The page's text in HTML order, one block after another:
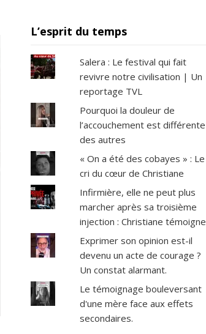
L’esprit du temps
Salera : Le festival qui fait
revivre notre civilisation | Un
reportage TVL
Pourquoi la douleur de
l’accouchement est différente
des autres
« On a été des cobayes » : Le
cri du cœur de Christiane
Infirmière, elle ne peut plus
marcher après sa troisième
injection : Christiane témoigne
Exprimer son opinion est-il
devenu un acte de courage ?
Un constat alarmant.
Le témoignage bouleversant
d'une mère face aux effets
secondaires.